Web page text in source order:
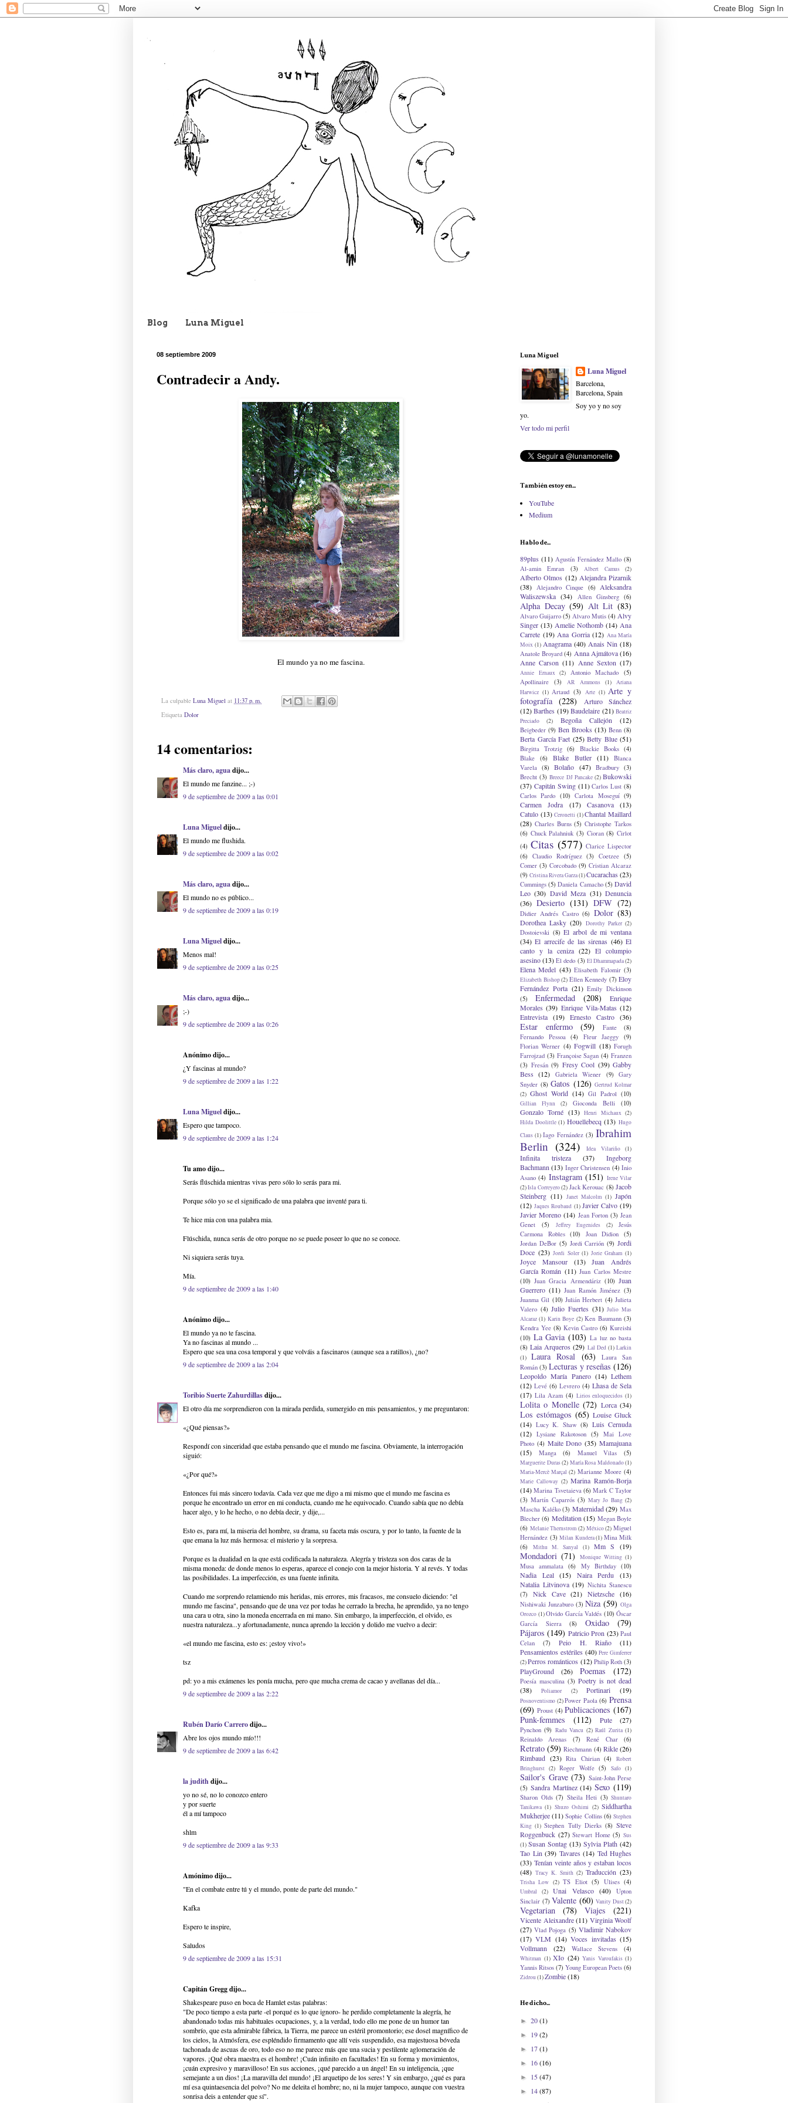
Blog Luna Miguel
08 septiembre 2009
Contradecir a Andy.
El mundo ya no me fascina.
La culpable Luna Miguel at 11:37 p. m.
Etiqueta Dolor
14 comentarios:
Más claro, aguadijo...
El mundo me fanzine... ;-)
9 de septiembre de 2009 a las 0:01
Luna Migueldijo...
El mundo me flushida.
9 de septiembre de 2009 a las 0:02
Más claro, aguadijo...
El mundo no es público...
9 de septiembre de 2009 a las 0:19
Luna Migueldijo...
Menos mal!
9 de septiembre de 2009 a las 0:25
Más claro, aguadijo...
;-)
9 de septiembre de 2009 a las 0:26
Anónimo dijo...
¿Y fascinas al mundo?
9 de septiembre de 2009 a las 1:22
Luna Migueldijo...
Espero que tampoco.
9 de septiembre de 2009 a las 1:24
Tu amo dijo...
Serás flúschida mientras vivas pero sólo lo serás para mi.
Porque sólo yo se el significado de una palabra que inventé para ti.
Te hice mia con una palabra mia.
Flúschida, nunca serás de otro porque no se puede poseer lo que no se conoce.
Ni siquiera serás tuya.
Mía.
9 de septiembre de 2009 a las 1:40
Anónimo dijo...
El mundo ya no te fascina.
Ya no fascinas al mundo ...
Espero que sea una cosa temporal y que volváis a fascinaros (aunque sea a ratillos), ¿no?
9 de septiembre de 2009 a las 2:04
Toribio Suerte Zahurdillasdijo...
El otro día me sorprendieron con la mirada perdida, sumergido en mis pensamientos, y me preguntaron:
«¿Qué piensas?»
Respondí con sinceridad que estaba pensando que el mundo me fascina. Obviamente, la interrogación
siguió:
«¿Por qué?»
Entonces fui más sincero todavía. Cada vez que me digo a mi mismo que el mundo me fascina es
porque he encontrado un error en mi conducta, cuando me he equivocado. Cuando sabía que no debía
hacer algo, y lo he hecho, o no debía decir, y dije,...
Esto es, para mí, la miseria del hombre, su drama, su faceta más oscura, y por lo tanto, la fuente de la
que emana la luz más hermosa: el misterio y la sorpresa.
Porque es la dualidad en la que está codificada la naturaleza. Alegría y tristeza son dos caras de la
misma moneda: de donde menos lo esperas, aparece el conejo con la mejor historia. Y al revés. Y todas
las posibilidades. La imperfección, es una fuente infinita.
Cuando me sorprendo relamiendo mis heridas, mis errores, mis fracasos, me consuelo diciendo: "el
mundo me fascina", pensando que de una vez por todas he cerrado la brecha, he aprendido, ya no tengo
una cara u otra, sino la moneda encerrada en mi mano. Sin embargo, la imperfección, el olvido, es
nuestra naturaleza...y afortunadamente, nunca aprendo la lección y dolido me vuelvo a decir:
«el mundo me fascina, esto es: ¡estoy vivo!»
tsz
pd: yo a mis exámenes les ponía mucha, pero que mucha crema de cacao y avellanas del día...
9 de septiembre de 2009 a las 2:22
Rubén Darío Carrerodijo...
Abre los ojos mundo mío!!!
9 de septiembre de 2009 a las 6:42
la judithdijo...
yo no sé, no lo conozco entero
y por suerte
él a mí tampoco
shlm
9 de septiembre de 2009 a las 9:33
Amónimo dijo...
"En el combate entre tú y el mundo, ponte de parte del mundo."
Kafka
Espero te inspire,
Saludos
9 de septiembre de 2009 a las 15:31
Capitán Gregg dijo...
Shakespeare puso en boca de Hamlet estas palabras:
"De poco tiempo a esta parte -el porqué es lo que ignoro- he perdido completamente la alegría, he
abandonado todas mis habituales ocupaciones, y, a la verdad, todo ello me pone de un humor tan
sombrío, que esta admirable fábrica, la Tierra, me parece un estéril promontorio; ese dosel magnífico de
los cielos, la Atmósfera, ese espléndido firmamento que allí veis suspendido, esa majestuosa bóveda
tachonada de ascuas de oro, todo eso no me parece más que una sucia y pestilente aglomeración de
vapores. ¡Qué obra maestra es el hombre! ¡Cuán infinito en facultades! En su forma y movimientos,
¡cuán expresivo y maravilloso! En sus acciones, ¡qué parecido a un ángel! En su inteligencia, ¡que
semejante a un dios! ¡La maravilla del mundo! ¡El arquetipo de los seres! Y sin embargo, ¿qué es para
mí esa quintaesencia del polvo? No me deleita el hombre; no, ni la mujer tampoco, aunque con vuestra
sonrisa deis a entender que sí".
Luna Miguel
Luna Miguel
Barcelona,
Barcelona, Spain
Soy yo y no soy
yo.
Ver todo mi perfil
También estoy en...
YouTube
Medium
Hablo de...
89plus (11) Agustín Fernández Mallo (8)
Al-amin Emran
(3) Albert Camus (2)
Alberto Olmos (12) Alejandra Pizarnik
(38)
Alejandro Cinque (6)
Aleksandra
Waliszewska (34) Allen Ginsberg (6)
Alpha Decay (59) Alt Lit (83)
Alvaro Guijarro (5) Alvaro Mutis (4) Alvy
Singer (13) Amelie Nothomb (14) Ana
Carrete (19) Ana Gorria (12) Ana María
Moix (1) Anagrama (40) Anais Nin (18)
Anatole Broyard (4) Anna Ajmátova (16)
Anne Carson (11) Anne Sexton (17)
Annie Ernaux (2) Antonio Machado
(5)
Apollinaire
(3) AR Ammons (1)
Ariana
Harwicz (1) Artaud (3) Arte (1) Arte y
fotografía (228)
Arturo Sánchez
(12) Barthes (19) Baudelaire (21) Beatriz
Preciado
(2) Begoña Callejón (12)
Beigbeder (9) Ben Brooks (13) Benn (8)
Berta García Faet (25) Betty Blue (51)
Birgitta Trotzig (6) Blackie Books (4)
Blake
(6) Blake Butler (11)
Blanca
Varela
(8) Bolaño (47) Bradbury (3)
Brecht (3) Breece DJ Pancake (2) Bukowski
(37) Capitán Swing (11) Carlos Lust (8)
Carlos Pardo (10) Carlota Moseguí (9)
Carmen Jodra (17) Casanova
(13)
Catulo (13) Ceronetti (1) Chantal Maillard
(28) Charles Burns (5) Christophe Tarkos
(6) Chuck Palahniuk (3) Cioran (8) Cirlot
(4) Citas (577) Clarice Lispector
(6)
Claudio Rodríguez (3) Coetzee (5)
Comer (3) Corcobado (9) Cristian Alcaraz
(9) Cristina Rivera Garza(1)Cucarachas (23)
Cummings (5) Daniela Camacho (5) David
Leo (30) David Meza (31) Denuncia
(36) Desierto (131) DFW (72)
Didier Andrés Castro (6) Dolor (83)
Dorothea Lasky (20) Dorothy Parker (2)
Dostoievski (8) El arbol de mi ventana
(34) El arrecife de las sirenas (46) El
canto y la ceniza (22) El columpio
asesino(13) El dedo (3) El Dhammapada(2)
Elena Medel (43) Elisabeth Falomir (3)
Elizabeth Bishop(2) Ellen Kennedy (7) Eloy
Fernández Porta (21) Emily Dickinson
(5)
Enfermedad (208)
Enrique
Morales (39) Enrique Vila-Matas (12)
Entrevista (19) Ernesto Castro (36)
Estar enfermo (59) Fante
(8)
Fernando Pessoa
(4) Fleur Jaeggy
(9)
Florian Werner (4) Fogwill (18) Forugh
Farrojzad (3) Françoise Sagan (4) Franzen
(3) Fresán (9) Fresy Cool (39) Gabby
Bess (12) Gabriela Wiener (9)
Gary
Snyder (8) Gatos (126) Gertrud Kolmar
(2) Ghost World (14) Gil Padrol (10)
Gillian Flynn (2) Gioconda Belli (10)
Gonzalo Torné (13) Henri Michaux (2)
Hilda Doolittle (1) Houellebecq (13) Hugo
Claus (1) Iago Fernández (3) Ibrahim
Berlin (324) Idea Vilariño (1)
Infinita tristeza (37)
Ingeborg
Bachmann (13) Inger Christensen (4) Inio
Asano (4) Instagram (151) Irene Vilar
(2)Isla Correyero(2) Jack Kerouac (8) Jacob
Steinberg (11) Janet Malcolm (1) Japón
(12) Jaques Roubaud (1) Javier Calvo (19)
Javier Moreno (14) Jean Forton (3) Jean
Genet
(5) Jeffrey Eugenides (2)
Jesús
Carmona Robles
(10) Joan Didion
(5)
Jordan DeBor (5) Jordi Carrión (9) Jordi
Doce (23) Jordi Soler (1) Jorie Graham (1)
Joyce Mansour (13)
Juan Andrés
García Román (11) Juan Carlos Mestre
(10) Juan Gracia Armendáriz (10) Juan
Guerrero (11) Juan Ramón Jiménez (3)
Juanma Gil (10) Julián Herbert (4) Julieta
Valero (4) Julio Fuertes (31) Julio Mas
Alcaraz (1) Karin Boye (2) Ken Baumann (3)
Kendra Yee (8) Kevin Castro (6) Kureishi
(10) La Gavia (103) La luz no basta
(8) Laia Arqueros (29) Lal Ded (1) Larkin
(1)
Laura Rosal (63)
Laura San
Román (3) Lecturas y reseñas (126)
Leopoldo María Panero (14) Lethem
(12) Levé (6) Levrero (4) Lhasa de Sela
(17) Lila Azam (4) Lirios enloquecidos (1)
Lolita o Monelle (72) Lorca (34)
Los estómagos (65) Louise Gluck
(14) Lucy K. Shaw (8) Luis Cernuda
(12) Lysiane Rakotoson (5)
Mai Love
Photo (4) Maite Dono (35) Mamajuana
(15)
Manga (6) Manuel Vilas (5)
Marguerite Duras(2) María Rosa Maldonado(1)
Maria-Mercè Marçal (2) Marianne Moore (4)
Marie Calloway (2) Marina Ramón-Borja
(14) Marina Tsvetaieva (6) Mark C Taylor
(3) Martín Caparrós (3) Mary Jo Bang (2)
Mascha Kaléko (3) Maternidad (29) Max
Blecher (6) Meditation (15) Megan Boyle
(6) Melanie Thernstrom (2) México (2) Miguel
Hernández (3) Milan Kundera(1) Mina Milk
(6)
Mithu M. Sanyal (1) Mm S (19)
Mondadori (71) Monique Witting (1)
Musa ammalata (6) My Birthday (10)
Nadia Leal (15) Naira Perdu
(13)
Natalia Litvinova (19) Nichita Stanescu
(7)
Nick Cave (21) Nietzsche (16)
Nishiwaki Junzaburo (3) Niza (59) Olga
Orozco (1)Olvido García Valdés (10) Óscar
García Sierra
(8) Oxidao
(79)
Pájaros (149) Patricio Pron (23) Paul
Celan
(7) Peio H. Riaño
(11)
Pensamientos estériles (40) Pere Gimferrer
(2)Perros románticos (12) Philip Roth (3)
PlayGround (26) Poemas (172)
Poesía masculina (3) Poetry is not dead
(38)
Poliamor (2) Portinari (19)
Posnoventismo (2) Power Paola (6) Prensa
(69) Proust (4) Publicaciones (167)
Punk-femmes
(112) Pute (27)
Pynchon (9) Radu Vancu (2) Raúl Zurita (1)
Reinaldo Arenas (7) René Char (6)
Retrato (59) Riechmann (4) Rikle (26)
Rimbaud (23) Rita Chirian (4)
Robert
Bringhurst (2) Roger Wolfe (5) Safo (1)
Sailor's Grave (73) Saint-John Perse
(5) Sandra Martínez (14) Sexo (119)
Sharon Olds (7) Sheila Heti (3) Shuntaro
Tanikawa (1) Shuzo Oshimi (2) Siddhartha
Mukherjee (11) Sophie Collins (6) Stephen
King (1) Stephen Tully Dierks (8) Steve
Roggenbuck (27) Stewart Home (5) Sus
(1) Susan Sontag (13) Sylvia Plath (42)
Tao Lin (39) Tavares (14) Ted Hughes
(33) Tenían veinte años y estaban locos
(48) Tracy K. Smith (2) Traducción (23)
Trisha Low (2) TS Eliot (5) Ulises (4)
Umbral (2) Unai Velasco (40)
Upton
Sinclair (7) Valente (60) Vanity Dust(2)
Vegetarian (78) Viajes (221)
Vicente Aleixandre (11) Virginia Woolf
(27) Vlad Pojoga (5) Vladimir Nabokov
(17) VLM (14) Voces invitadas (15)
Vollmann
(22) Wallace Stevens (4)
Whitman (1) XIo (24) Yanis Varoufakis (1)
Yannis Ritsos (7) Young European Poets (6)
Zidrou(1)Zombie(18)
He dicho...
► 20(1)
► 19(2)
► 17(1)
► 16(16)
► 15(47)
► 14(87)